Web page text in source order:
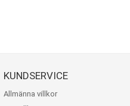
KUNDSERVICE
Allmänna villkor